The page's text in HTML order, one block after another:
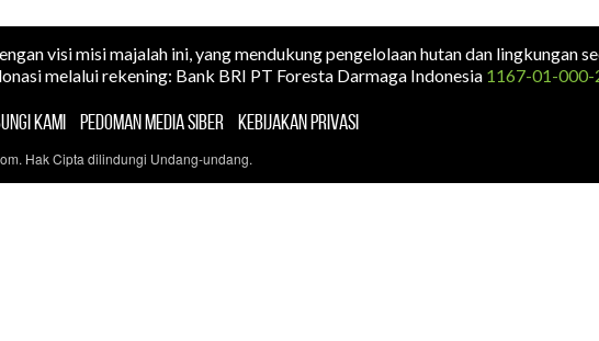
visi misi majalah ini, yang mendukung pengelolaan hutan dan lingkungan
melalui rekening: Bank BRI PT Foresta Darmaga Indonesia 1167-01-000-
KAMI PEDOMAN MEDIA SIBER KEBIJAKAN PRIVASI
Hak Cipta dilindungi Undang-undang.